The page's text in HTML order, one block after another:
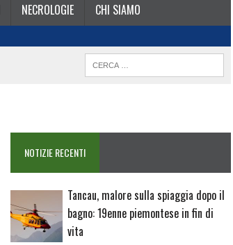
NECROLOGIE CHI SIAMO
NOTIZIE RECENTI
Tancau, malore sulla spiaggia dopo il
bagno: 19enne piemontese in fin di
vita